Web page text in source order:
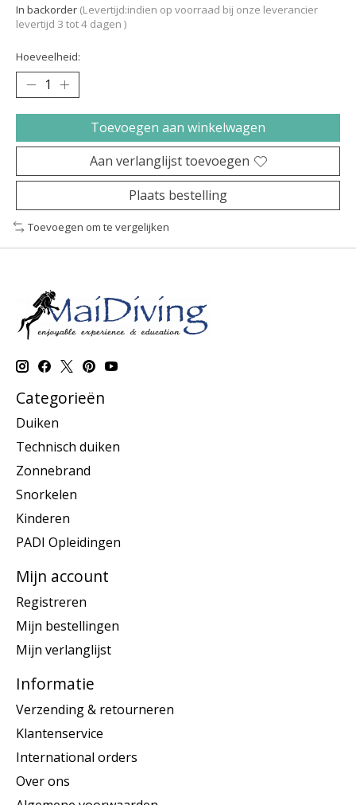
In backorder (Levertijd:indien op voorraad bij onze leverancier
levertijd 3 tot 4 dagen )
Hoeveelheid:
Toevoegen aan winkelwagen
Aan verlanglijst toevoegen
Plaats bestelling
Toevoegen om te vergelijken
Categorieën
Duiken
Technisch duiken
Zonnebrand
Snorkelen
Kinderen
PADI Opleidingen
Mijn account
Registreren
Mijn bestellingen
Mijn verlanglijst
Informatie
Verzending & retourneren
Klantenservice
International orders
Over ons